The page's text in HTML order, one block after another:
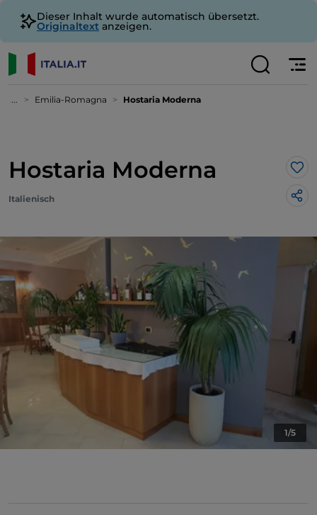
Dieser Inhalt wurde automatisch übersetzt.
Originaltext anzeigen.
... Emilia-Romagna Hostaria Moderna
Hostaria Moderna
Italienisch
1/5